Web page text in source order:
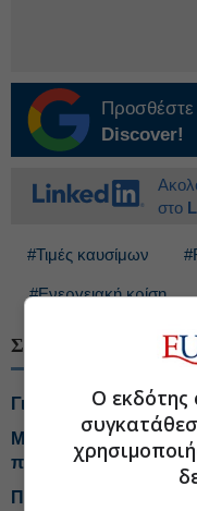
Προσθέστε
Discover!
στο
#Τιμές καυσίμων
#Ενεργειακή κρίση
ΣΧΕΤΙΚΑ ΘΕΜΑΤΑ
Γιατί δεν πέφτουν οι
Μαρινάκης: Όσο
παρεμβαίνουμε
ΠΑΣΟΚ:
Ο εκδότης